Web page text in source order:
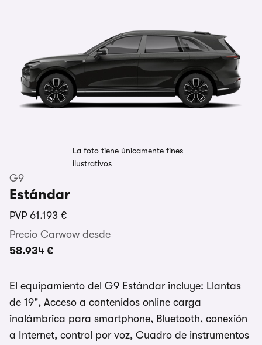
La foto tiene únicamente fines
ilustrativos
G9
Estándar
PVP 61.193 €
Precio Carwow desde
58.934 €
El equipamiento del G9 Estándar incluye: Llantas
de 19", Acceso a contenidos online carga
inalámbrica para smartphone, Bluetooth, conexión
a Internet, control por voz, Cuadro de instrumentos